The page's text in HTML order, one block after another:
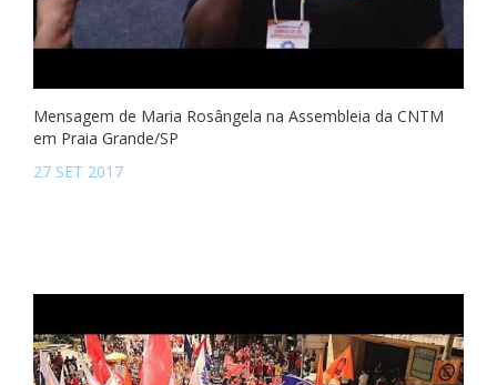
Mensagem de Maria Rosângela na Assembleia da CNTM
em Praia Grande/SP
27 SET 2017